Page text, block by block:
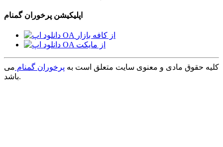
اپلیکیشن پرخوران گمنام
کلیه حقوق مادی و معنوی سایت متعلق است به پرخوران گمنام می
باشد.